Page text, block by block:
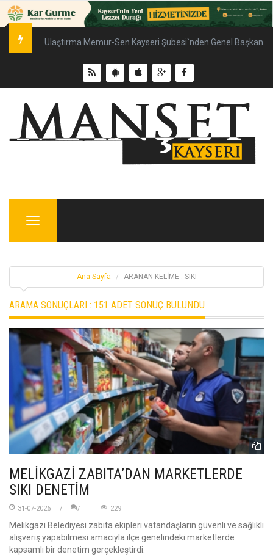
Ulaştırma Memur-Sen Kayseri Şubesi`nden Genel Başkan
Menu
Ana Sayfa ARANAN KELİME : SIKI
ARAMA SONUÇLARI : 151 ADET SONUÇ BULUNDU
MELİKGAZİ ZABITA’DAN MARKETLERDE
SIKI DENETİM
31-07-2026 229
Melikgazi Belediyesi zabıta ekipleri vatandaşların güvenli ve sağlıklı
alışveriş yapabilmesi amacıyla ilçe genelindeki marketlerde
kapsamlı bir denetim gerçekleştirdi.